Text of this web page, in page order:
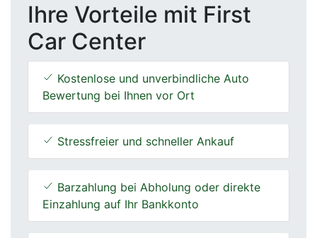
Ihre Vorteile mit First
Car Center
Kostenlose und unverbindliche Auto
Bewertung bei Ihnen vor Ort
Stressfreier und schneller Ankauf
Barzahlung bei Abholung oder direkte
Einzahlung auf Ihr Bankkonto